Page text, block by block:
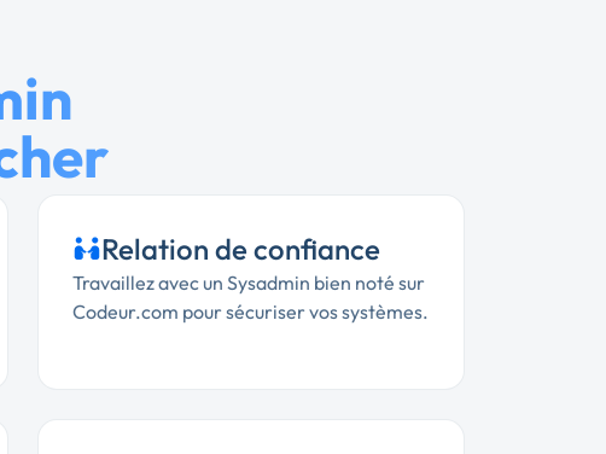
Relation de confiance
Travaillez avec un Sysadmin bien noté sur
Codeur.com pour sécuriser vos systèmes.